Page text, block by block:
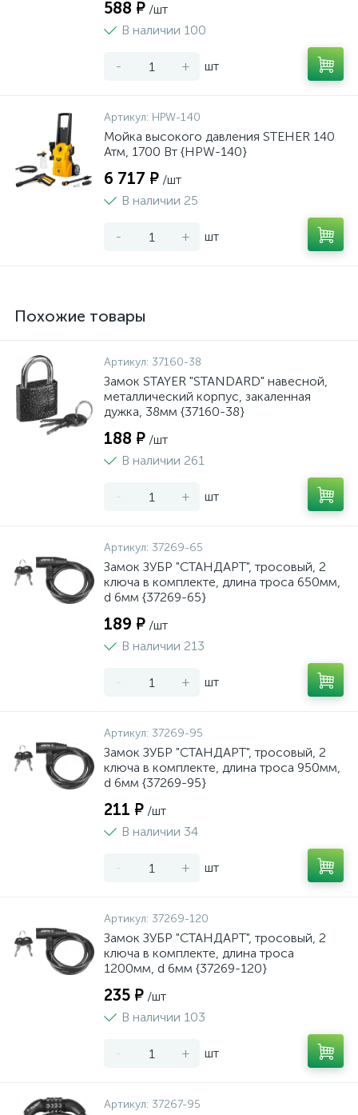
588 ₽ /шт
В наличии 100
- + шт
Артикул: HPW-140
Мойка высокого давления STEHER 140
Атм, 1700 Вт {HPW-140}
6 717 ₽ /шт
В наличии 25
- + шт
Похожие товары
Артикул: 37160-38
Замок STAYER "STANDARD" навесной,
металлический корпус, закаленная
дужка, 38мм {37160-38}
188 ₽ /шт
В наличии 261
- + шт
Артикул: 37269-65
Замок ЗУБР "СТАНДАРТ", тросовый, 2
ключа в комплекте, длина троса 650мм,
d 6мм {37269-65}
189 ₽ /шт
В наличии 213
- + шт
Артикул: 37269-95
Замок ЗУБР "СТАНДАРТ", тросовый, 2
ключа в комплекте, длина троса 950мм,
d 6мм {37269-95}
211 ₽ /шт
В наличии 34
- + шт
Артикул: 37269-120
Замок ЗУБР "СТАНДАРТ", тросовый, 2
ключа в комплекте, длина троса
1200мм, d 6мм {37269-120}
235 ₽ /шт
В наличии 103
- + шт
Артикул: 37267-95